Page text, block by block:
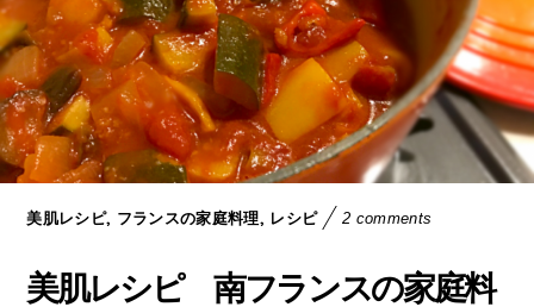
美肌レシピ, フランスの家庭料理, レシピ 2 comments
美肌レシピ 南フランスの家庭料